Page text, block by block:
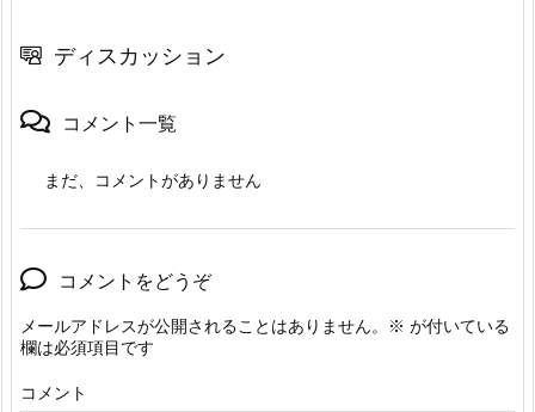
ディスカッション
コメント一覧
まだ、コメントがありません
コメントをどうぞ
メールアドレスが公開されることはありません。 ※ が付いている
欄は必須項目です
コメント